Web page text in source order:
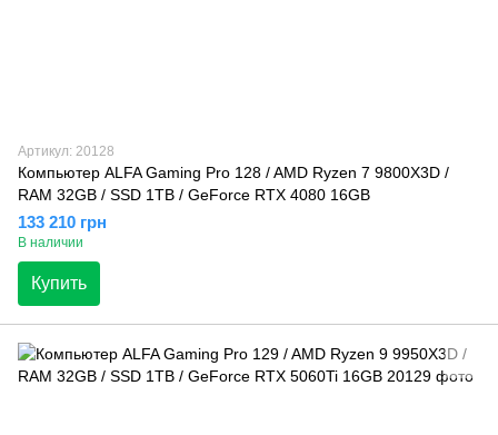
Артикул: 20128
Компьютер ALFA Gaming Pro 128 / AMD Ryzen 7 9800X3D /
RAM 32GB / SSD 1TB / GeForce RTX 4080 16GB
133 210 грн
В наличии
Купить